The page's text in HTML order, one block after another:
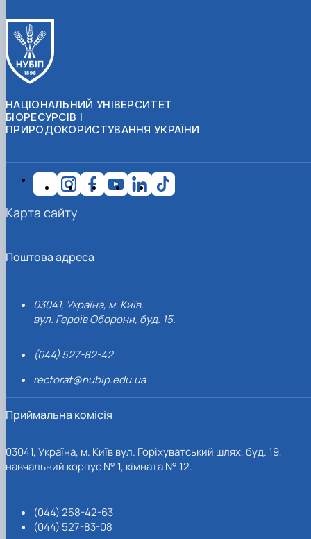
НАЦІОНАЛЬНИЙ УНІВЕРСИТЕТ
БІОРЕСУРСІВ І
ПРИРОДОКОРИСТУВАННЯ УКРАЇНИ
Поштова адреса
03041, Україна, м. Київ,
вул. Героїв Оборони, буд. 15.
(044) 527-82-42
rectorat@nubip.edu.ua
Приймальна комісія
03041, Україна, м. Київ вул. Горіхуватський шлях, буд. 19,
навчальний корпус № 1, кімната № 12.
(044) 258-42-63
(044) 527-83-08
Карта сайту